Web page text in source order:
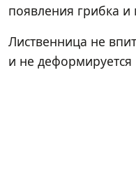
появления грибка и
Лиственница не
и не